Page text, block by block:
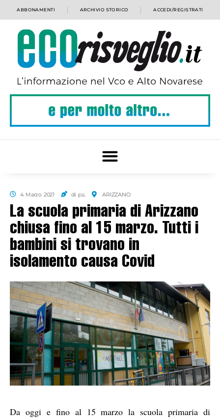
ABBONAMENTI ARCHIVIO STORICO ACCEDI/REGISTRATI
4 Marzo 2021 di p.s. ARIZZANO
La scuola primaria di Arizzano
chiusa fino al 15 marzo. Tutti i
bambini si trovano in
isolamento causa Covid
Da oggi e fino al 15 marzo la scuola primaria di